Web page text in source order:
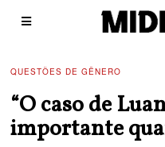
QUESTÕES DE GÊNERO
“O caso de
importante